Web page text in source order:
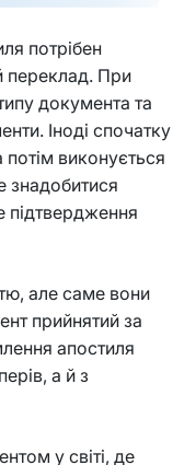
потрібен
переклад. При
документа та
Іноді спочатку
потім виконується
знадобитися
підтвердження
але саме вони
прийнятий за
апостиля
а й з
у світі, де